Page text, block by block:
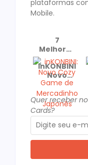
plataformas
Mobile.
7
Melhores
Jogos
para
Jogar de
Casal No
dia dos
Namorados
inKONBINI:
Novo
Cozy
Game de
Mercadinho
Japonês
Quer receber
Cards?